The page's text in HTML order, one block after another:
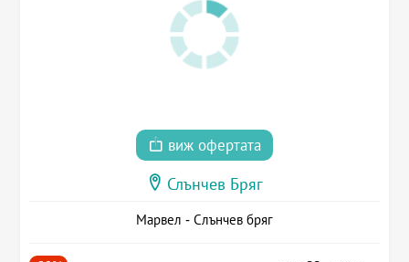
виж офертата
Слънчев Бряг
Марвел - Слънчев бряг